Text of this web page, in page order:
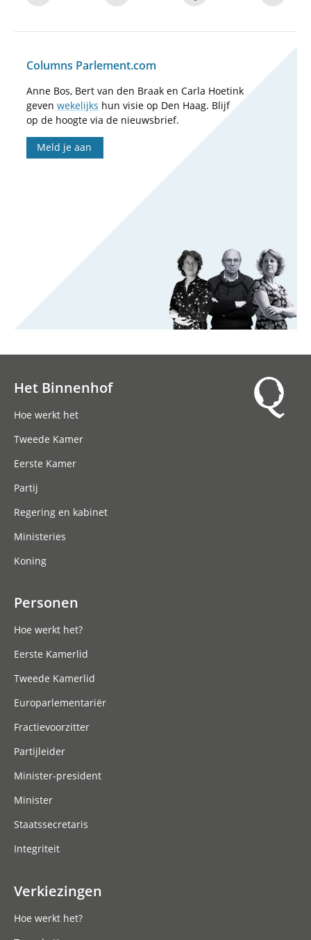
Columns Parlement.com
Anne Bos, Bert van den Braak en Carla Hoetink
geven wekelijks hun visie op Den Haag. Blijf
op de hoogte via de nieuwsbrief.
Meld je aan
Het Binnenhof
Hoe werkt het
Tweede Kamer
Eerste Kamer
Partij
Regering en kabinet
Ministeries
Koning
Personen
Hoe werkt het?
Eerste Kamerlid
Tweede Kamerlid
Europarlementariër
Fractievoorzitter
Partijleider
Minister-president
Minister
Staatssecretaris
Integriteit
Verkiezingen
Hoe werkt het?